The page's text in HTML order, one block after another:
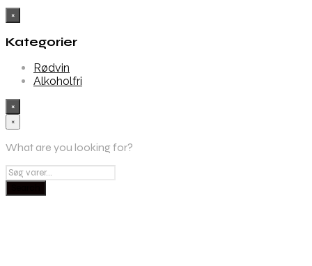
×
Kategorier
Rødvin
Alkoholfri
×
×
What are you looking for?